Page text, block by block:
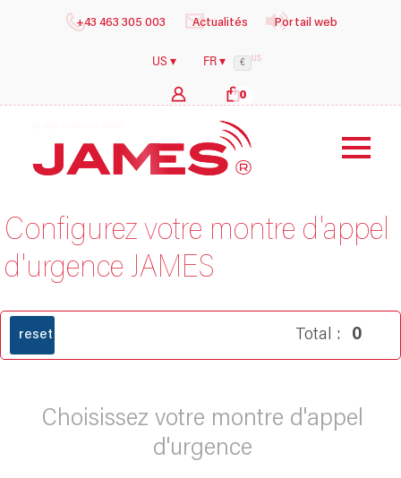
+43 463 305 003 Actualités Portail web
US ▾ FR ▾ € US
0
Configurez votre montre d'appel
d'urgence JAMES
reset Total : 0
Choisissez votre montre d'appel
d'urgence